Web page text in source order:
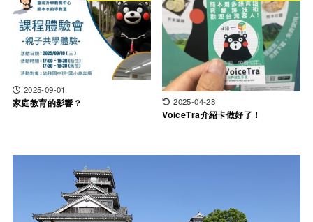
2025-09-01
家庭教育的影響？ 2025-04-28
VoiceTra介紹卡做好了！